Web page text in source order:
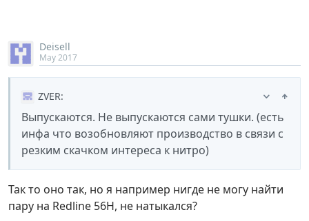
Deisell
May 2017
ZVER:
Выпускаются. Не выпускаются сами тушки. (есть
инфа что возобновляют производство в связи с
резким скачком интереса к нитро)
Так то оно так, но я например нигде не могу найти
пару на Redline 56H, не натыкался?